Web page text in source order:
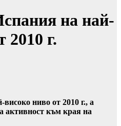
на най-
2010 г.
ниво от 2010 г., а
активност към края на